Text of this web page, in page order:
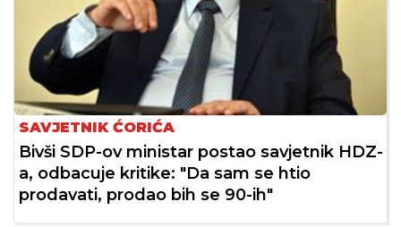
SAVJETNIK ĆORIĆA
Bivši SDP-ov ministar postao savjetnik HDZ-
a, odbacuje kritike: "Da sam se htio
prodavati, prodao bih se 90-ih"